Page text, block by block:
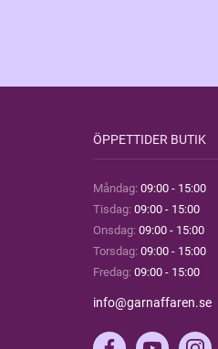
ÖPPETTIDER BUTIK
Måndag: 09:00 - 15:00
Tisdag: 09:00 - 15:00
Onsdag: 09:00 - 15:00
Torsdag: 09:00 - 15:00
Fredag: 09:00 - 15:00
info@garnaffaren.se